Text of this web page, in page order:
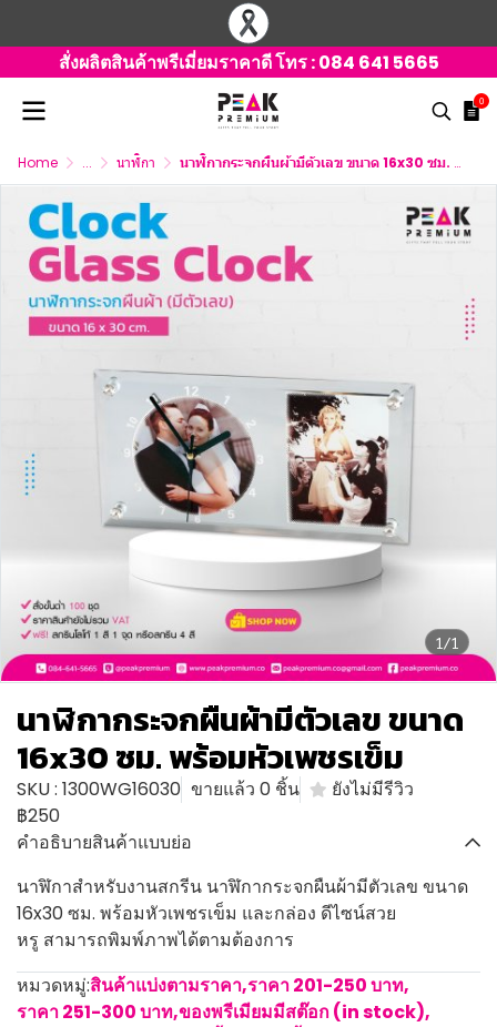
สั่งผลิตสินค้าพรีเมี่ยมราคาดี โทร :084 641 5665
0
Home ... นาฬิกา นาฬิกากระจกผืนผ้ามีตัวเลข ขนาด 16x30 ซม. พร้อมหัวเพชรเข็ม
1/1
นาฬิกากระจกผืนผ้ามีตัวเลข ขนาด
16x30 ซม. พร้อมหัวเพชรเข็ม
SKU : 1300WG16030 ขายแล้ว 0 ชิ้น
ยังไม่มีรีวิว
฿250
คำอธิบายสินค้าแบบย่อ
นาฬิกาสำหรับงานสกรีน นาฬิกากระจกผืนผ้ามีตัวเลข ขนาด
16x30 ซม. พร้อมหัวเพชรเข็ม และกล่อง ดีไซน์สวย
หรู สามารถพิมพ์ภาพได้ตามต้องการ
หมวดหมู่:สินค้าแบ่งตามราคา,ราคา 201-250 บาท,
ราคา 251-300 บาท,ของพรีเมียมมีสต๊อก (in stock),